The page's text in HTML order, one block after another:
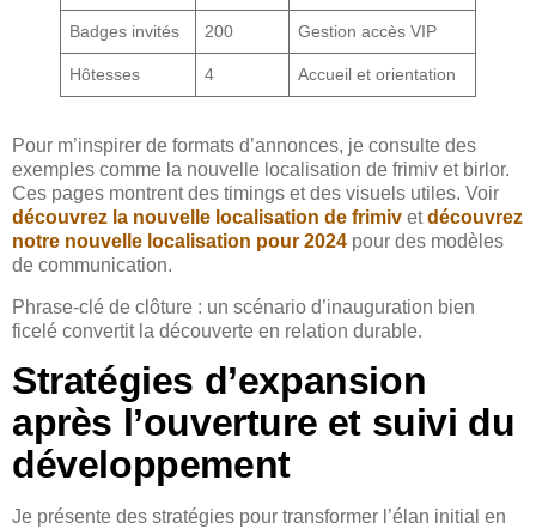
Badges invités 200 Gestion accès VIP
Hôtesses 4 Accueil et orientation
Pour m’inspirer de formats d’annonces, je consulte des
exemples comme la nouvelle localisation de frimiv et birlor.
Ces pages montrent des timings et des visuels utiles. Voir
découvrez la nouvelle localisation de frimiv etdécouvrez
notre nouvelle localisation pour 2024 pour des modèles
de communication.
Phrase-clé de clôture : un scénario d’inauguration bien
ficelé convertit la découverte en relation durable.
Stratégies d’expansion
après l’ouverture et suivi du
développement
Je présente des stratégies pour transformer l’élan initial en